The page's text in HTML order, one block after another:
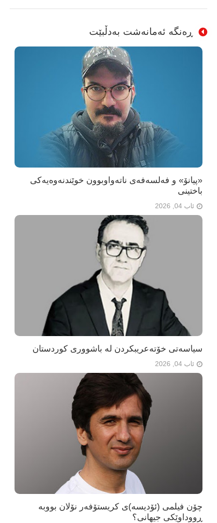
ڕەنگە ئەمانەشت بەدڵبێت
«پیانۆ» و فەلسەفەی ناتەواوبوون خوێندنەوەیەکی
باختینی
ئاب 04, 2026
سیاسەتی خۆتەعریبکردن لە باشووری کوردستان
ئاب 04, 2026
چۆن فیلمی (ئۆدیسە)ی کریستۆفەر نۆلان بووبە
ڕووداوێکی جیهانی؟